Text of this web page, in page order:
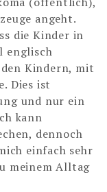
angeht.
die Kinder in
englisch
Kindern, mit
Dies ist
und nur ein
kann
dennoch
einfach sehr
meinem Alltag